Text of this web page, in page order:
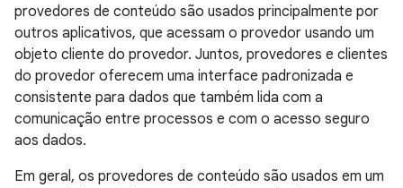
provedores de conteúdo são usados principalmente por
outros aplicativos, que acessam o provedor usando um
objeto cliente do provedor. Juntos, provedores e clientes
do provedor oferecem uma interface padronizada e
consistente para dados que também lida com a
comunicação entre processos e com o acesso seguro
aos dados.
Em geral, os provedores de conteúdo são usados em um